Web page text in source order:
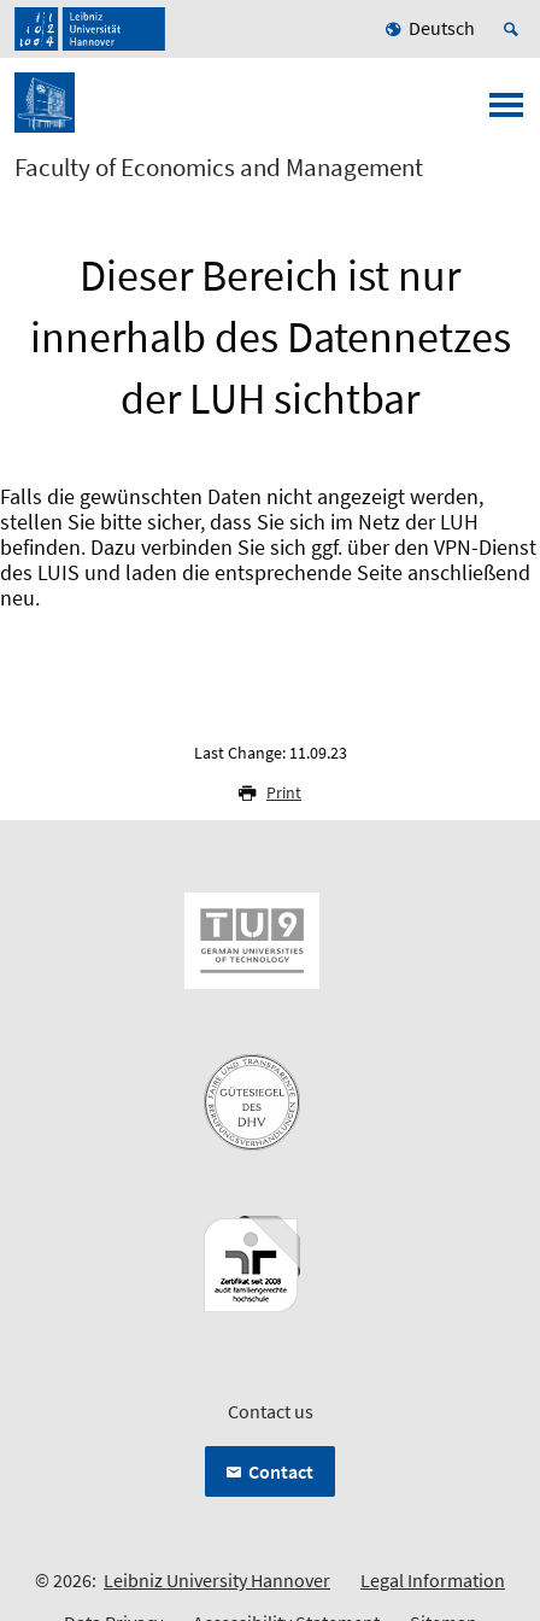
Deutsch
Faculty of Economics and Management
Dieser Bereich ist nur
innerhalb des Datennetzes
der LUH sichtbar
Falls die gewünschten Daten nicht angezeigt werden,
stellen Sie bitte sicher, dass Sie sich im Netz der LUH
befinden. Dazu verbinden Sie sich ggf. über den VPN-Dienst
des LUIS und laden die entsprechende Seite anschließend
neu.
Last Change: 11.09.23
Print
Contact us
Contact
© 2026: Leibniz University Hannover
Legal Information